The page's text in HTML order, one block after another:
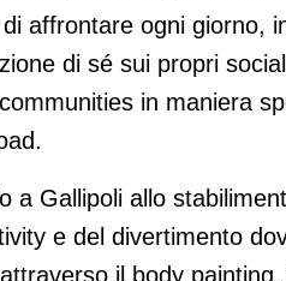
affrontare ogni giorno,
di sé sui propri
in maniera
a Gallipoli allo
e del divertimento
il body